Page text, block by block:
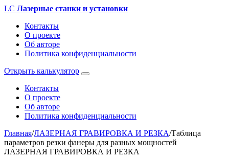
LC Лазерные станки и установки
Контакты
О проекте
Об авторе
Политика конфиденциальности
Открыть калькулятор
Контакты
О проекте
Об авторе
Политика конфиденциальности
Главная/ЛАЗЕРНАЯ ГРАВИРОВКА И РЕЗКА/Таблица
параметров резки фанеры для разных мощностей
ЛАЗЕРНАЯ ГРАВИРОВКА И РЕЗКА